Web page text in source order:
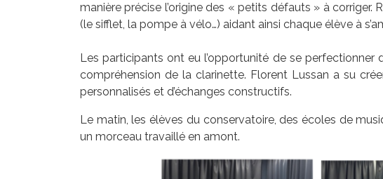
manière précise l’origine des « petits défauts » à corriger.
(le sifflet, la pompe à vélo…) aidant ainsi chaque élève à
Les participants ont eu l’opportunité de se perfectionner
compréhension de la clarinette. Florent Lussan a su
personnalisés et d’échanges constructifs.
Le matin, les élèves du conservatoire, des écoles de
un morceau travaillé en amont.